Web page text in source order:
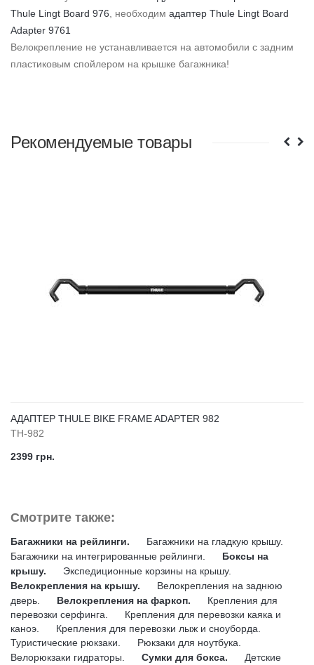
Thule Lingt Board 976, необходим адаптер Thule Lingt Board
Adapter 9761
Велокрепление не устанавливается на автомобили с задним
пластиковым спойлером на крышке багажника!
Рекомендуемые товары
АДАПТЕР THULE BIKE FRAME ADAPTER 982
TH-982
2399 грн.
Смотрите также:
Багажники на рейлинги.
Багажники на гладкую крышу.
Багажники на интегрированные рейлинги.
Боксы на
крышу.
Экспедиционные корзины на крышу.
Велокрепления на крышу.
Велокрепления на заднюю
дверь.
Велокрепления на фаркоп.
Крепления для
перевозки серфинга.
Крепления для перевозки каяка и
каноэ.
Крепления для перевозки лыж и сноуборда.
Туристические рюкзаки.
Рюкзаки для ноутбука.
Велорюкзаки гидраторы.
Сумки для бокса.
Детские